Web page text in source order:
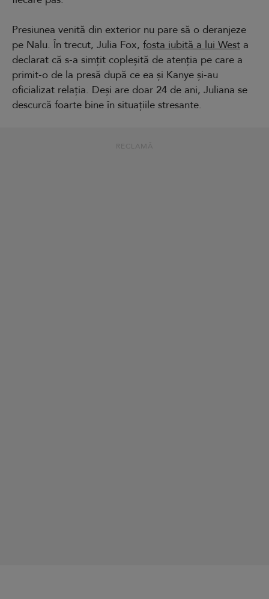
Presiunea venită din exterior nu pare să o deranjeze
pe Nalu. În trecut, Julia Fox, fosta iubită a lui West a
declarat că s-a simțit copleșită de atenția pe care a
primit-o de la presă după ce ea și Kanye și-au
oficializat relația. Deși are doar 24 de ani, Juliana se
descurcă foarte bine în situațiile stresante.
RECLAMĂ